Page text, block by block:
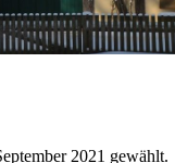
2021 gewählt.